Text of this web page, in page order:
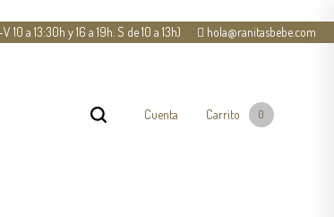
V 10 a 13:30h y 16 a 19h. S de 10 a 13h) hola@ranitasbebe.com
Cuenta Carrito 0